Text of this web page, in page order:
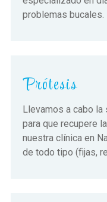
problemas bucales.
Prótesis
Llevamos a cabo
para que recupere
nuestra clínica en
de todo tipo (fijas,